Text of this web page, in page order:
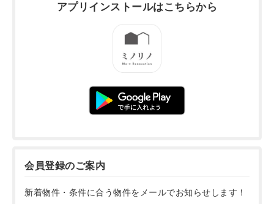
アプリインストールはこちらから
会員登録のご案内
新着物件・条件に合う物件をメールでお知らせします！